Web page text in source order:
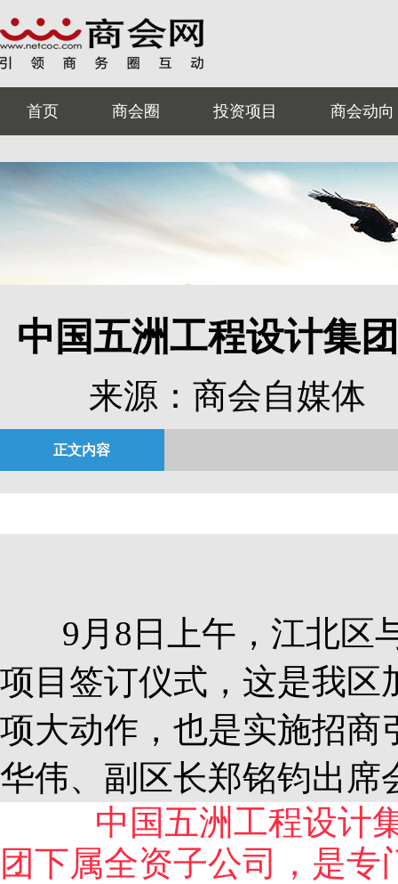
首页 商会圈 投资项目 商会动向
中国五洲工程设计集
来源：商会自媒体
正文内容
9月8日上午，江北区
项目签订仪式，这是我区
项大动作，也是实施招商
华伟、副区长郑铭钧出席
中国五洲工程设计集
团下属全资子公司，是